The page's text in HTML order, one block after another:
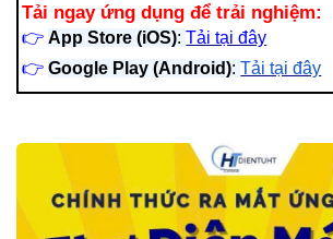
Tải ngay ứng dụng để trải nghiệm:
👉 App Store (iOS):Tải tại đây
👉 Google Play (Android):Tải tại đây